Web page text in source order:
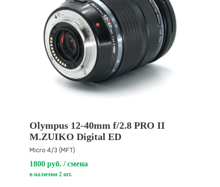
Olympus 12-40mm f/2.8 PRO II
M.ZUIKO Digital ED
Micro 4/3 (MFT)
1800 руб. / смена
в наличии 2 шт.